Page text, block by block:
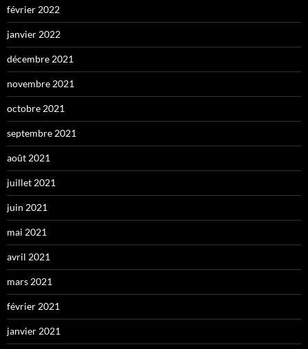
février 2022
janvier 2022
décembre 2021
novembre 2021
octobre 2021
septembre 2021
août 2021
juillet 2021
juin 2021
mai 2021
avril 2021
mars 2021
février 2021
janvier 2021